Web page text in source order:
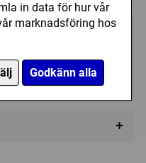
in data för hur vår
marknadsföring hos
Godkänn alla
+